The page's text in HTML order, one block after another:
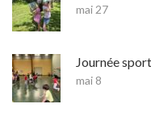
mai 27
Journée
mai 8